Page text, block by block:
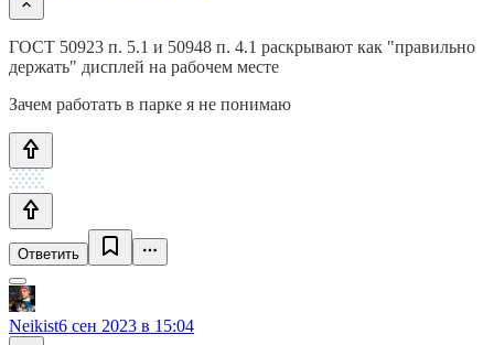
ГОСТ 50923 п. 5.1 и 50948 п. 4.1 раскрывают как "правильно
держать" дисплей на рабочем месте
Зачем работать в парке я не понимаю
Ответить
Neikist6 сен 2023 в 15:04